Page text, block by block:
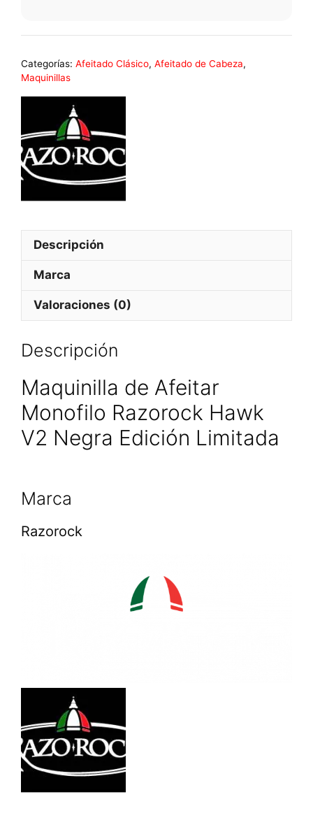
Categorías: Afeitado Clásico, Afeitado de Cabeza,
Maquinillas
Descripción
Marca
Valoraciones (0)
Descripción
Maquinilla de Afeitar
Monofilo Razorock Hawk
V2 Negra Edición Limitada
Marca
Razorock